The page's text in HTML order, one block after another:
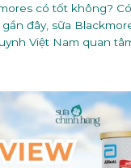
có tốt không?
đây, sữa
Việt Nam quan